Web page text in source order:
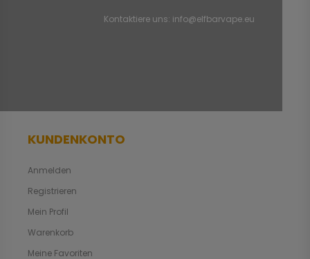
Kontaktiere uns: info@elfbarvape.eu
KUNDENKONTO
Anmelden
Registrieren
Mein Profil
Warenkorb
Meine Favoriten